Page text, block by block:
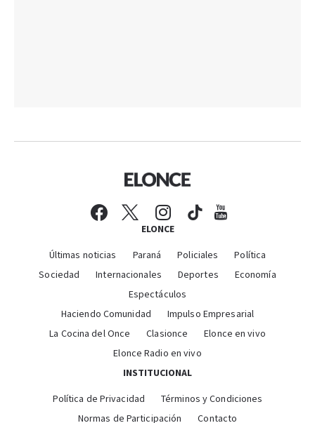
ELONCE
Últimas noticias Paraná Policiales
Política
Sociedad
Internacionales Deportes
Economía
Espectáculos
Haciendo Comunidad
Impulso Empresarial
La Cocina del Once
Clasionce
Elonce en vivo
Elonce Radio en vivo
INSTITUCIONAL
Política de Privacidad
Términos y Condiciones
Normas de Participación
Contacto